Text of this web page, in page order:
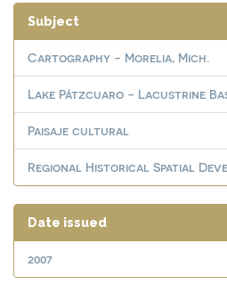
Subject
Cartography - Morelia, Mich.
Lake Pátzcuaro - Lacustrine
Paisaje cultural
Regional Historical Spatial
Date issued
2007